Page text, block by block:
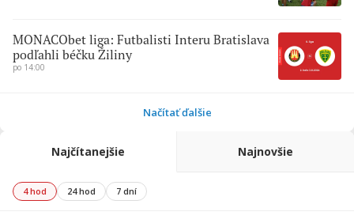
MONACObet liga: Futbalisti Interu Bratislava
podľahli béčku Žiliny
po 14:00
Načítať ďalšie
Najčítanejšie Najnovšie
4 hod 24 hod 7 dní